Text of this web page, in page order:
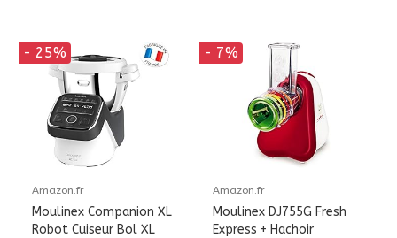
- 25%
Amazon.fr
Moulinex Companion XL
Robot Cuiseur Bol XL
- 7%
Amazon.fr
Moulinex DJ755G Fresh
Express + Hachoir